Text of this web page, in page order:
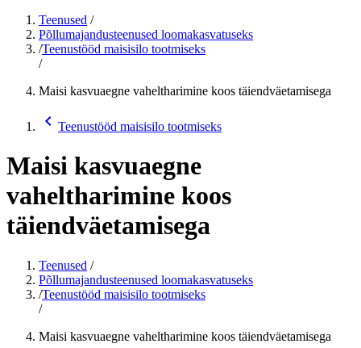
Teenused /
Põllumajandusteenused loomakasvatuseks
/Teenustööd maisisilo tootmiseks
/
Maisi kasvuaegne vaheltharimine koos täiendväetamisega
chevron_backward Teenustööd maisisilo tootmiseks
Maisi kasvuaegne
vaheltharimine koos
täiendväetamisega
Teenused /
Põllumajandusteenused loomakasvatuseks
/Teenustööd maisisilo tootmiseks
/
Maisi kasvuaegne vaheltharimine koos täiendväetamisega